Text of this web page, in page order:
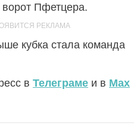
Пфетцера.
кубка стала команда
в Телеграме и в Max